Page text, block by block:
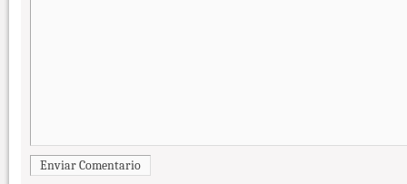
Enviar Comentario